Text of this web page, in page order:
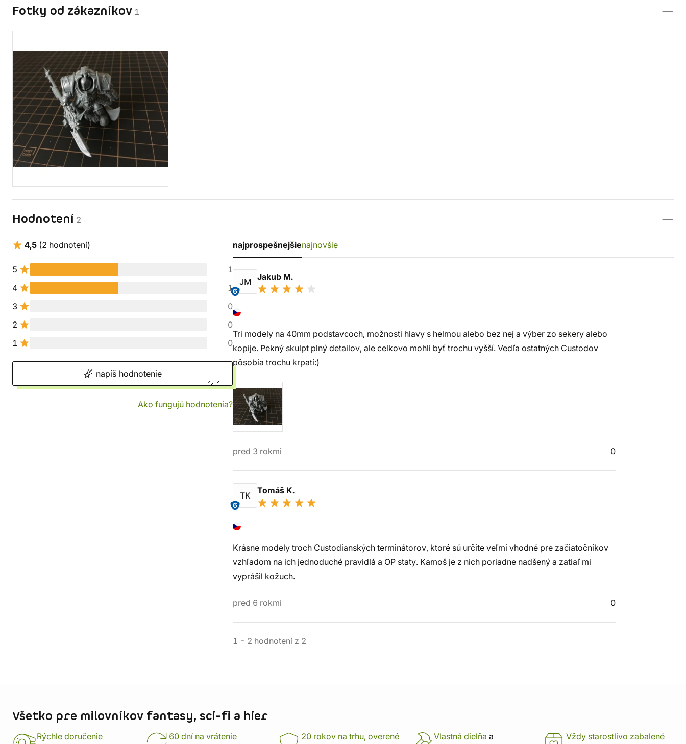
Fotky od zákazníkov 1
Hodnotení 2
4,5 (2 hodnotení)
5
1
4
1
3
0
2
0
1
0
napíš hodnotenie
Ako fungujú hodnotenia?
najprospešnejšienajnovšie
JM
6
Jakub M.
Tri modely na 40mm podstavcoch, možnosti hlavy s helmou alebo bez nej a výber zo sekery alebo
kopije. Pekný skulpt plný detailov, ale celkovo mohli byť trochu vyšší. Vedľa ostatných Custodov
pôsobia trochu krpatí:)
pred 3 rokmi 0
TK
6
Tomáš K.
Krásne modely troch Custodianských terminátorov, ktoré sú určite veľmi vhodné pre začiatočníkov
vzhľadom na ich jednoduché pravidlá a OP staty. Kamoš je z nich poriadne nadšený a zatiaľ mi
vyprášil kožuch.
pred 6 rokmi 0
1 - 2 hodnotení z 2
Všetko pre milovníkov fantasy, sci-fi a hier
Rýchle doručenie
60 dní na vrátenie
20 rokov na trhu, overené
Vlastná dielňa a
Vždy starostlivo zabalené